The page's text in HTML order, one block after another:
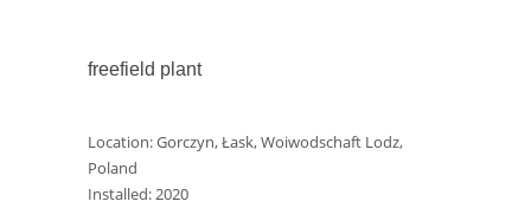
freefield plant
Location: Gorczyn, Łask, Woiwodschaft Lodz,
Poland
Installed: 2020